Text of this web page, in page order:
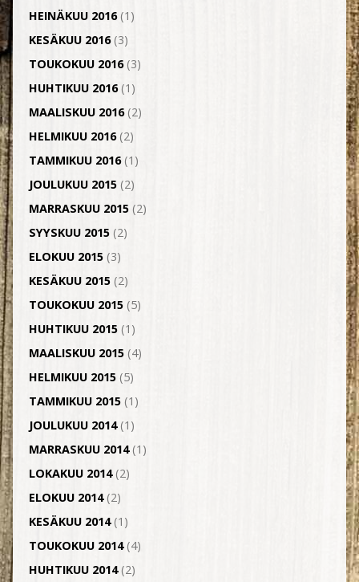
HEINÄKUU 2016(1)
KESÄKUU 2016(3)
TOUKOKUU 2016(3)
HUHTIKUU 2016(1)
MAALISKUU 2016(2)
HELMIKUU 2016(2)
TAMMIKUU 2016(1)
JOULUKUU 2015(2)
MARRASKUU 2015(2)
SYYSKUU 2015(2)
ELOKUU 2015(3)
KESÄKUU 2015(2)
TOUKOKUU 2015(5)
HUHTIKUU 2015(1)
MAALISKUU 2015(4)
HELMIKUU 2015(5)
TAMMIKUU 2015(1)
JOULUKUU 2014(1)
MARRASKUU 2014(1)
LOKAKUU 2014(2)
ELOKUU 2014(2)
KESÄKUU 2014(1)
TOUKOKUU 2014(4)
HUHTIKUU 2014(2)